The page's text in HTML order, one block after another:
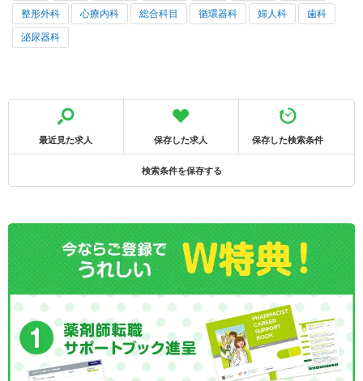
整形外科 心療内科 総合科目 循環器科 婦人科 歯科
泌尿器科
最近見た求人 保存した求人 保存した検索条件
検索条件を保存する